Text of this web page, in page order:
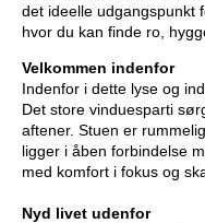
det ideelle udgangspunkt
hvor du kan finde ro,
Velkommen indenfor
Indenfor i dette lyse og
Det store vinduesparti
aftener. Stuen er
ligger i åben forbindelse
med komfort i fokus og
Nyd livet udenfor